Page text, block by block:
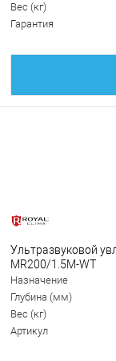
Вес (кг)
Гарантия
Ультразвуковой
MR200/1.5M-WT
Назначение
Глубина (мм)
Вес (кг)
Артикул